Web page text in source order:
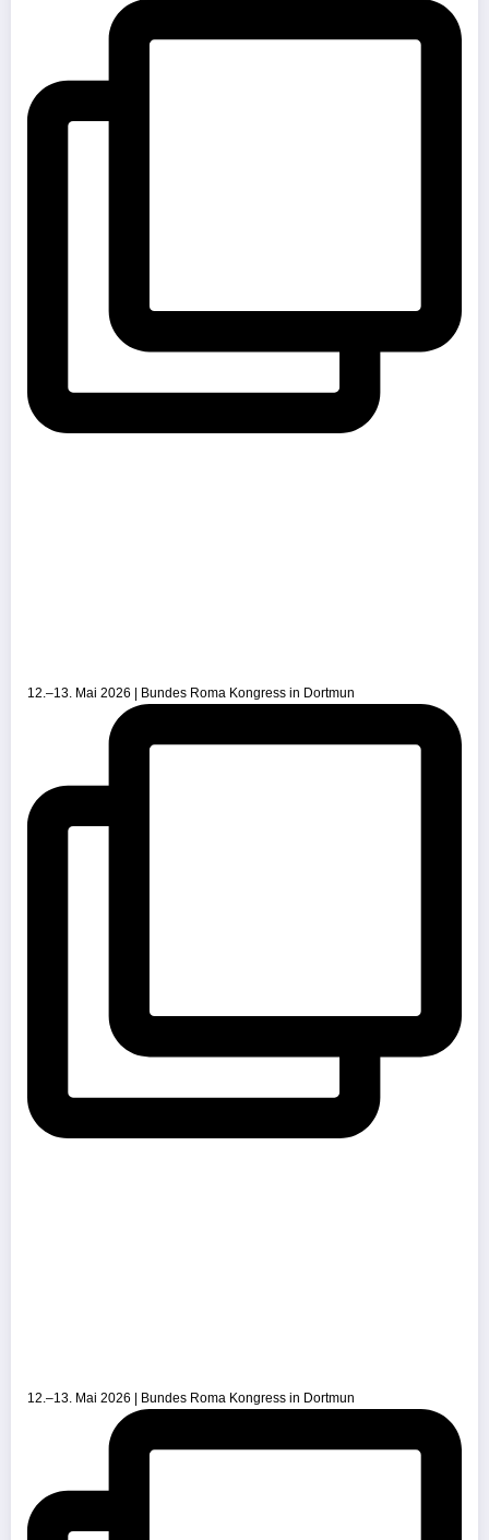
12.–13. Mai 2026 | Bundes Roma Kongress in Dortmun
12.–13. Mai 2026 | Bundes Roma Kongress in Dortmun